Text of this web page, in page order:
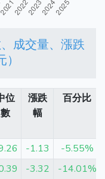
成交量、漲跌
位
數
漲跌
幅
百分比
-1.13 -5.55%
-3.32 -14.01%